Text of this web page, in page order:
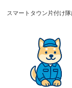
スマートタウン片付け